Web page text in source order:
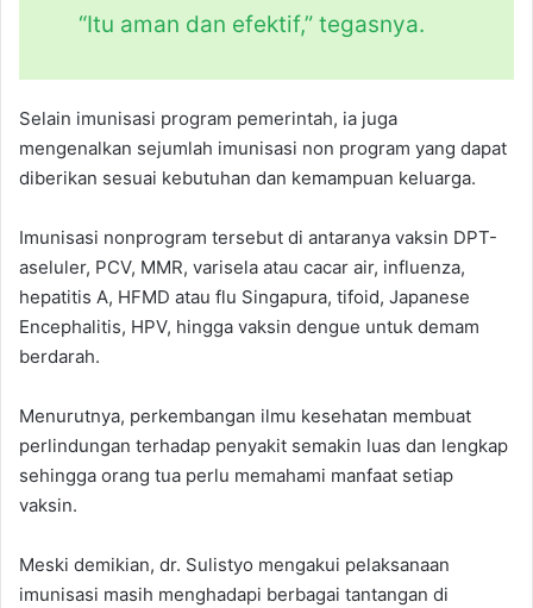
“Itu aman dan efektif,” tegasnya.
Selain imunisasi program pemerintah, ia juga
mengenalkan sejumlah imunisasi non program yang dapat
diberikan sesuai kebutuhan dan kemampuan keluarga.
Imunisasi nonprogram tersebut di antaranya vaksin DPT-
aseluler, PCV, MMR, varisela atau cacar air, influenza,
hepatitis A, HFMD atau flu Singapura, tifoid, Japanese
Encephalitis, HPV, hingga vaksin dengue untuk demam
berdarah.
Menurutnya, perkembangan ilmu kesehatan membuat
perlindungan terhadap penyakit semakin luas dan lengkap
sehingga orang tua perlu memahami manfaat setiap
vaksin.
Meski demikian, dr. Sulistyo mengakui pelaksanaan
imunisasi masih menghadapi berbagai tantangan di